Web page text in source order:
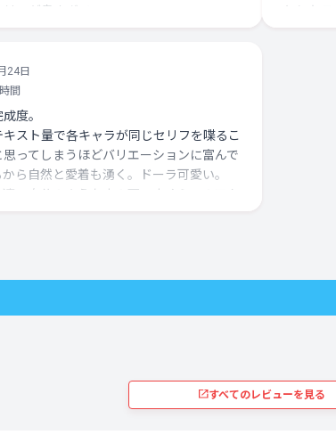
ーが良すぎて
強くなる感じが癖になります
って一周することを目標に頑張ってほし
もったいない
ら、理解するまで時間がかかったハデス
増えたが、はやり説明不足な点はマイナ
24日
間
度。
スト量で各キャラが同じセリフを喋るこ
ってしまうほどバリエーションに富んで
ら自然と愛着も湧く。ドーラ可愛い。
。自分のような中の下～中くらいのアク
足が止まるため追いかけ回されてどうし
少ない。
個人的には三女神を見つけるイベントま
らいたい。実績達成率で言うと10%くら
とした
すべてのレビューを見る